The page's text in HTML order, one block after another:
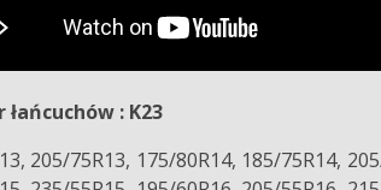
łańcuchów : K23
205/75R13, 175/80R14, 185/75R14,